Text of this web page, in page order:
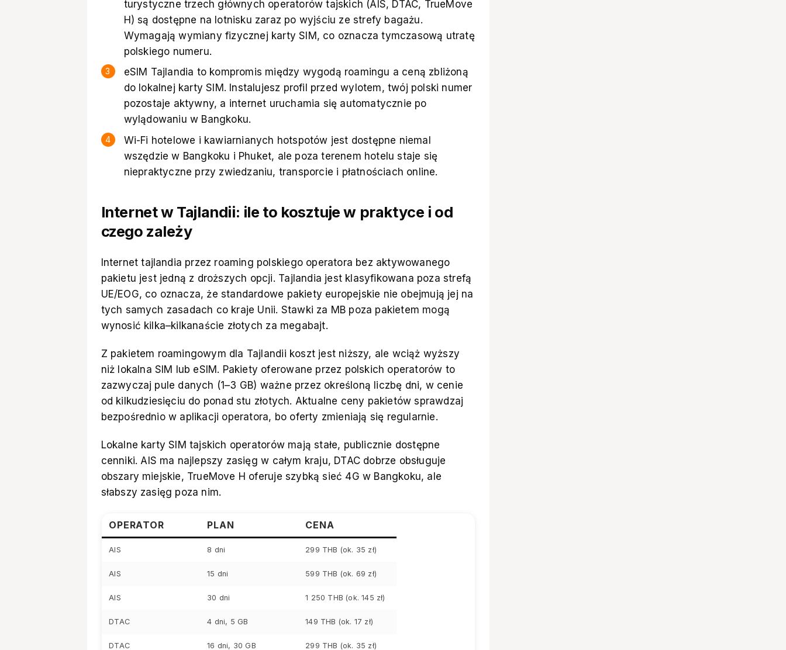
turystyczne trzech głównych operatorów tajskich (AIS, DTAC, TrueMove
H) są dostępne na lotnisku zaraz po wyjściu ze strefy bagażu.
Wymagają wymiany fizycznej karty SIM, co oznacza tymczasową utratę
polskiego numeru.
eSIM Tajlandia to kompromis między wygodą roamingu a ceną zbliżoną
do lokalnej karty SIM. Instalujesz profil przed wylotem, twój polski numer
pozostaje aktywny, a internet uruchamia się automatycznie po
wylądowaniu w Bangkoku.
Wi-Fi hotelowe i kawiarnianych hotspotów jest dostępne niemal
wszędzie w Bangkoku i Phuket, ale poza terenem hotelu staje się
niepraktyczne przy zwiedzaniu, transporcie i płatnościach online.
Internet w Tajlandii: ile to kosztuje w praktyce i od
czego zależy
Internet tajlandia przez roaming polskiego operatora bez aktywowanego
pakietu jest jedną z droższych opcji. Tajlandia jest klasyfikowana poza strefą
UE/EOG, co oznacza, że standardowe pakiety europejskie nie obejmują jej na
tych samych zasadach co kraje Unii. Stawki za MB poza pakietem mogą
wynosić kilka–kilkanaście złotych za megabajt.
Z pakietem roamingowym dla Tajlandii koszt jest niższy, ale wciąż wyższy
niż lokalna SIM lub eSIM. Pakiety oferowane przez polskich operatorów to
zazwyczaj pule danych (1–3 GB) ważne przez określoną liczbę dni, w cenie
od kilkudziesięciu do ponad stu złotych. Aktualne ceny pakietów sprawdzaj
bezpośrednio w aplikacji operatora, bo oferty zmieniają się regularnie.
Lokalne karty SIM tajskich operatorów mają stałe, publicznie dostępne
cenniki. AIS ma najlepszy zasięg w całym kraju, DTAC dobrze obsługuje
obszary miejskie, TrueMove H oferuje szybką sieć 4G w Bangkoku, ale
słabszy zasięg poza nim.
OPERATOR PLAN CENA
AIS 8 dni 299 THB (ok. 35 zł)
AIS 15 dni 599 THB (ok. 69 zł)
AIS 30 dni 1 250 THB (ok. 145 zł)
DTAC 4 dni, 5 GB 149 THB (ok. 17 zł)
DTAC 16 dni, 30 GB 299 THB (ok. 35 zł)